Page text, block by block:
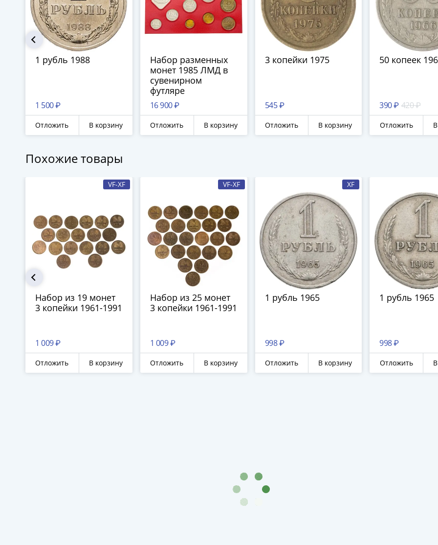
1 рубль 1988
1 500 ₽
Отложить В корзину
Набор разменных
монет 1985 ЛМД в
сувенирном
футляре
16 900 ₽
Отложить В корзину
3 копейки 1975
545 ₽
Отложить В корзину
50 копеек
390 ₽ 420 ₽
Отложить
Похожие товары
VF-XF
Набор из 19 монет
3 копейки 1961-1991
1 009 ₽
Отложить В корзину
VF-XF
Набор из 25 монет
3 копейки 1961-1991
1 009 ₽
Отложить В корзину
XF
1 рубль 1965
998 ₽
Отложить В корзину
1 рубль 1965
998 ₽
Отложить